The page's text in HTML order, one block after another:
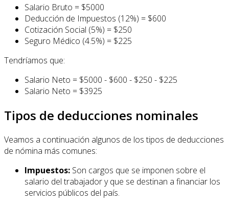
Salario Bruto = $5000
Deducción de Impuestos (12%) = $600
Cotización Social (5%) = $250
Seguro Médico (4.5%) = $225
Tendríamos que:
Salario Neto = $5000 - $600 - $250 - $225
Salario Neto = $3925
Tipos de deducciones nominales
Veamos a continuación algunos de los tipos de deducciones
de nómina más comunes:
Impuestos: Son cargos que se imponen sobre el
salario del trabajador y que se destinan a financiar los
servicios públicos del país.